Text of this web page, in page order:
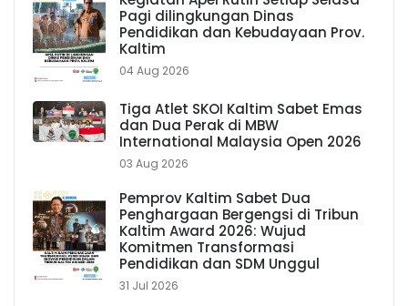
Pagi dilingkungan Dinas
Pendidikan dan Kebudayaan Prov.
Kaltim
04 Aug 2026
Tiga Atlet SKOI Kaltim Sabet Emas
dan Dua Perak di MBW
International Malaysia Open 2026
03 Aug 2026
Pemprov Kaltim Sabet Dua
Penghargaan Bergengsi di Tribun
Kaltim Award 2026: Wujud
Komitmen Transformasi
Pendidikan dan SDM Unggul
31 Jul 2026